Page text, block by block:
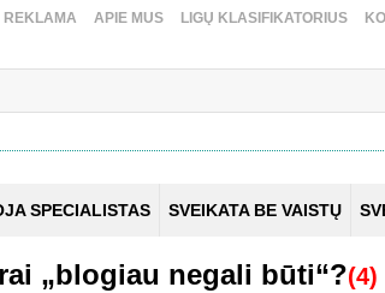
REKLAMA APIE MUS LIGŲ KLASIFIKATORIUS
SPECIALISTAS SVEIKATA BE VAISTŲ
„blogiau negali būti“?(4)